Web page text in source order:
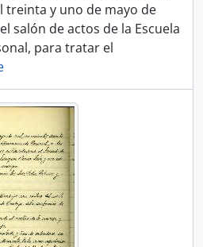
treinta y uno de mayo de
salón de actos de la Escuela
para tratar el